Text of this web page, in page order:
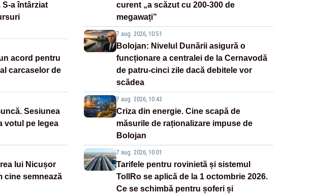
a întârziat
acord pentru
carcaselor de
Sesiunea
votul pe legea
lui Nicușor
cine semnează
curent „a scăzut cu 200-300 de
megawați”
7 aug. 2026, 10:51
Bolojan: Nivelul Dunării asigură o
funcționare a centralei de la Cernavodă
de patru-cinci zile dacă debitele vor
scădea
7 aug. 2026, 10:43
Criza din energie. Cine scapă de
măsurile de raționalizare impuse de
Bolojan
7 aug. 2026, 10:01
Tarifele pentru rovinietă și sistemul
TollRo se aplică de la 1 octombrie 2026.
Ce se schimbă pentru șoferi și